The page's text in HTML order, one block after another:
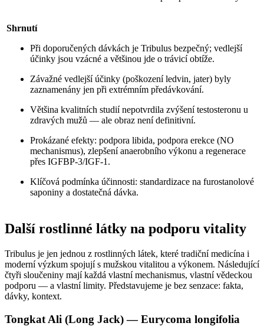
Shrnutí
Při doporučených dávkách je Tribulus bezpečný; vedlejší
účinky jsou vzácné a většinou jde o trávicí obtíže.
Závažné vedlejší účinky (poškození ledvin, jater) byly
zaznamenány jen při extrémním předávkování.
Většina kvalitních studií nepotvrdila zvýšení testosteronu u
zdravých mužů — ale obraz není definitivní.
Prokázané efekty: podpora libida, podpora erekce (NO
mechanismus), zlepšení anaerobního výkonu a regenerace
přes IGFBP-3/IGF-1.
Klíčová podmínka účinnosti: standardizace na furostanolové
saponiny a dostatečná dávka.
Další rostlinné látky na podporu vitality
Tribulus je jen jednou z rostlinných látek, které tradiční medicína i
moderní výzkum spojují s mužskou vitalitou a výkonem. Následující
čtyři sloučeniny mají každá vlastní mechanismus, vlastní vědeckou
podporu — a vlastní limity. Představujeme je bez senzace: fakta,
dávky, kontext.
Tongkat Ali (Long Jack) — Eurycoma longifolia